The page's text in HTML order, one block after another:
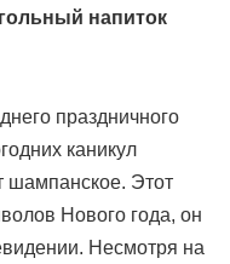
напиток
праздничного
каникул
шампанское. Этот
Нового года, он
Несмотря на